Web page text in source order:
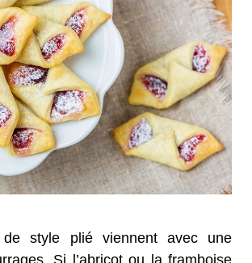
de style plié viennent avec une